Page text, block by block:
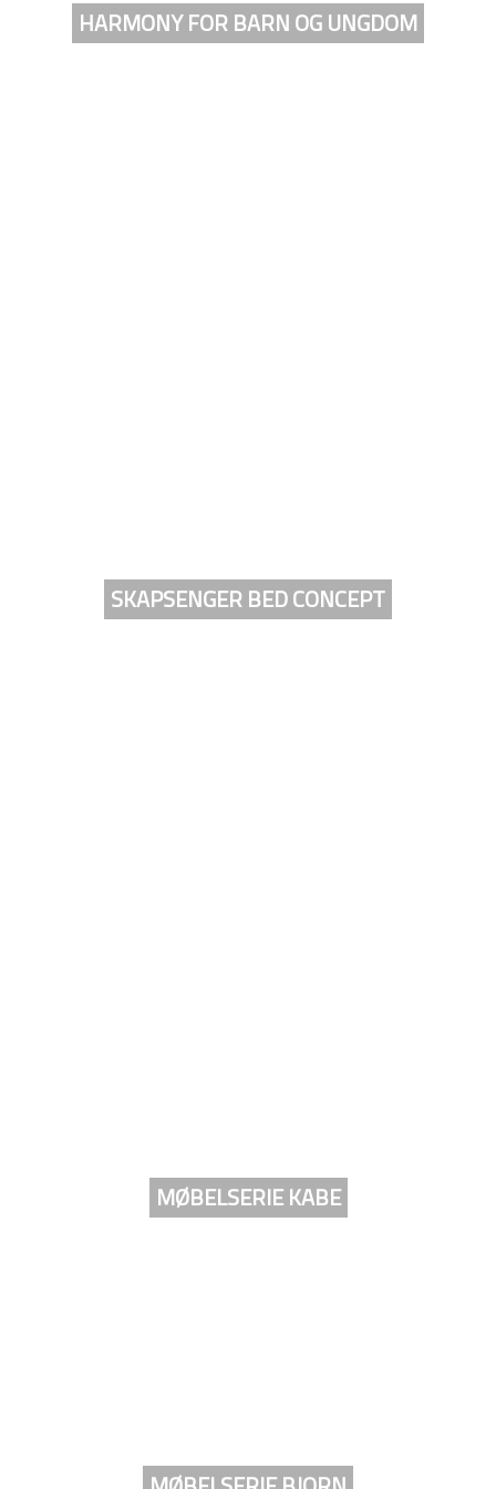
HARMONY FOR BARN OG UNGDOM
SKAPSENGER BED CONCEPT
MØBELSERIE KABE